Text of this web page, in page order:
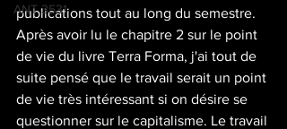
ANT 3531
publications tout au long du semestre.
Après avoir lu le chapitre 2 sur le point
de vie du livre Terra Forma, j'ai tout de
suite pensé que le travail serait un point
de vie très intéressant si on désire se
questionner sur le capitalisme. Le travail